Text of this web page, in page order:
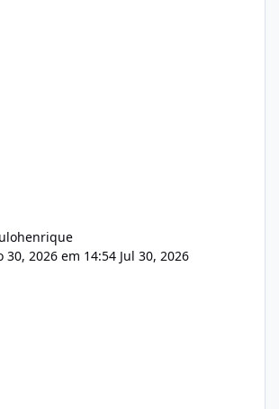
30, 2026 em 14:54 Jul 30, 2026